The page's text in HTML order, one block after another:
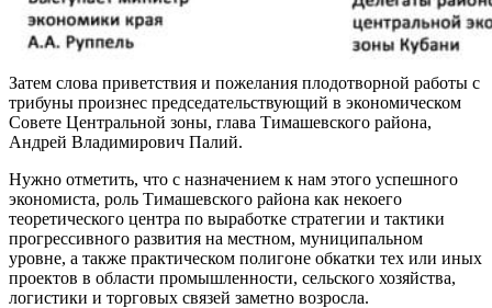
Затем слова приветствия и пожелания плодотворной работы с
трибуны произнес председательствующий в экономическом
Совете Центральной зоны, глава Тимашевского района,
Андрей Владимирович Палий.
Нужно отметить, что с назначением к нам этого успешного
экономиста, роль Тимашевского района как некоего
теоретического центра по выработке стратегии и тактики
прогрессивного развития на местном, муниципальном
уровне, а также практическом полигоне обкатки тех или иных
проектов в области промышленности, сельского хозяйства,
логистики и торговых связей заметно возросла.